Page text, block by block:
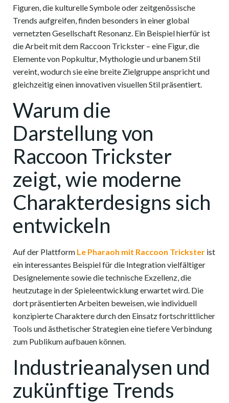
Figuren, die kulturelle Symbole oder zeitgenössische
Trends aufgreifen, finden besonders in einer global
vernetzten Gesellschaft Resonanz. Ein Beispiel hierfür ist
die Arbeit mit dem Raccoon Trickster – eine Figur, die
Elemente von Popkultur, Mythologie und urbanem Stil
vereint, wodurch sie eine breite Zielgruppe anspricht und
gleichzeitig einen innovativen visuellen Stil präsentiert.
Warum die
Darstellung von
Raccoon Trickster
zeigt, wie moderne
Charakterdesigns sich
entwickeln
Auf der Plattform Le Pharaoh mit Raccoon Trickster ist
ein interessantes Beispiel für die Integration vielfältiger
Designelemente sowie die technische Exzellenz, die
heutzutage in der Spieleentwicklung erwartet wird. Die
dort präsentierten Arbeiten beweisen, wie individuell
konzipierte Charaktere durch den Einsatz fortschrittlicher
Tools und ästhetischer Strategien eine tiefere Verbindung
zum Publikum aufbauen können.
Industrieanalysen und
zukünftige Trends